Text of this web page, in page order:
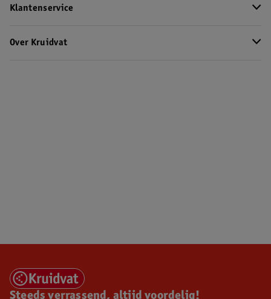
Klantenservice
Over Kruidvat
Steeds verrassend, altijd voordelig!